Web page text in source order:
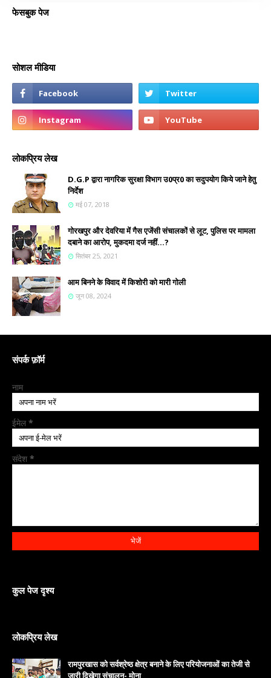
फेसबुक पेज
सोशल मीडिया
लोकप्रिय लेख
D.G.P द्वारा नागरिक सुरक्षा विभाग उ0प्र0 का सदुपयोग किये जाने हेतु
निर्देश
मई 07, 2018
गोरखपुर और देवरिया में गैस एजेंसी संचालकों से लूट, पुलिस पर मामला
दबाने का आरोप, मुकदमा दर्ज नहीं...?
सितंबर 25, 2021
आम बिनने के विवाद में किशोरी को मारी गोली
जून 08, 2024
संपर्क फ़ॉर्म
नाम
ईमेल *
संदेश *
कुल पेज दृश्य
लोकप्रिय लेख
रामपुरखास को सर्वश्रेष्ठ क्षेत्र बनाने के लिए परियोजनाओं का तेजी से
जारी दिखेगा संचालन- मोना